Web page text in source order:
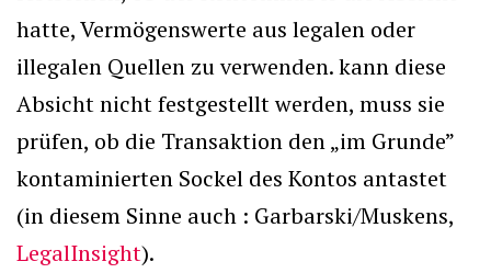
hatte, Vermögenswerte aus legalen oder
illegalen Quellen zu verwenden. kann diese
Absicht nicht festgestellt werden, muss sie
prüfen, ob die Transaktion den „im Grunde”
kontaminierten Sockel des Kontos antastet
(in diesem Sinne auch : Garbarski/Muskens,
LegalInsight).